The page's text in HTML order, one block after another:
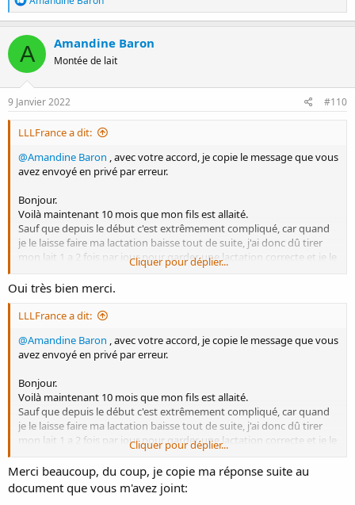
é
a
c
t
o
n
s
A Amandine Baron
Montée de lait
9 Janvier 2022 #110
LLLFrance a dit:
@Amandine Baron , avec votre accord, je copie le message que vous
avez envoyé en privé par erreur.
Bonjour.
Voilà maintenant 10 mois que mon fils est allaité.
Sauf que depuis le début c'est extrêmement compliqué, car quand
je le laisse faire ma lactation baisse tout de suite, j'ai donc dû tirer
mon lait 1 a 2 fois par jour pour garder une lactation correcte et je le
complémentaire au sein avec un DAL.
Mais je suis fatiguée maintenant, je le ressens emotionnellement et
J'ai donc arrêté de tirer mon lait car bébé a bu pour la 1ere fois au
En sachant que je lui donnait encore le sein la nuit pour pas le
frustrer.
plus de lait dans mes seins a peine 3-4 gorgé pour lui.
Donc il n'a plus d'apport en lait correcte depuis et c'est un bébé
crevette en plus.
Pourriez-vous m'aider? Dois-je continuer le sein même si plus de lait
et continuer a proposer les bib? Dois-je arrêter totalement le sein?
Je vous remercie de vos retours
Cliquer pour déplier...
Oui très bien merci.
LLLFrance a dit:
@Amandine Baron , avec votre accord, je copie le message que vous
avez envoyé en privé par erreur.
Bonjour.
Voilà maintenant 10 mois que mon fils est allaité.
Sauf que depuis le début c'est extrêmement compliqué, car quand
je le laisse faire ma lactation baisse tout de suite, j'ai donc dû tirer
mon lait 1 a 2 fois par jour pour garder une lactation correcte et je le
complémentaire au sein avec un DAL.
Mais je suis fatiguée maintenant, je le ressens emotionnellement et
je ne veux pas que cela impact également bébé.
J'ai donc arrêté de tirer mon lait car bébé a bu pour la 1ere fois au
Cliquer pour déplier...
Merci beaucoup, du coup, je copie ma réponse suite au
document que vous m'avez joint: